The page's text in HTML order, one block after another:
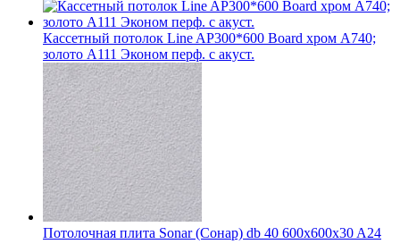
Кассетный потолок Line AP300*600 Board хром А740;
золото А111 Эконом перф. с акуст.
Потолочная плита Sonar (Сонар) db 40 600x600x30 A24